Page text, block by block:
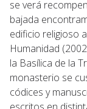
se verá
bajada
edificio religioso
Humanidad
la Basílica de la
monasterio se
códices y